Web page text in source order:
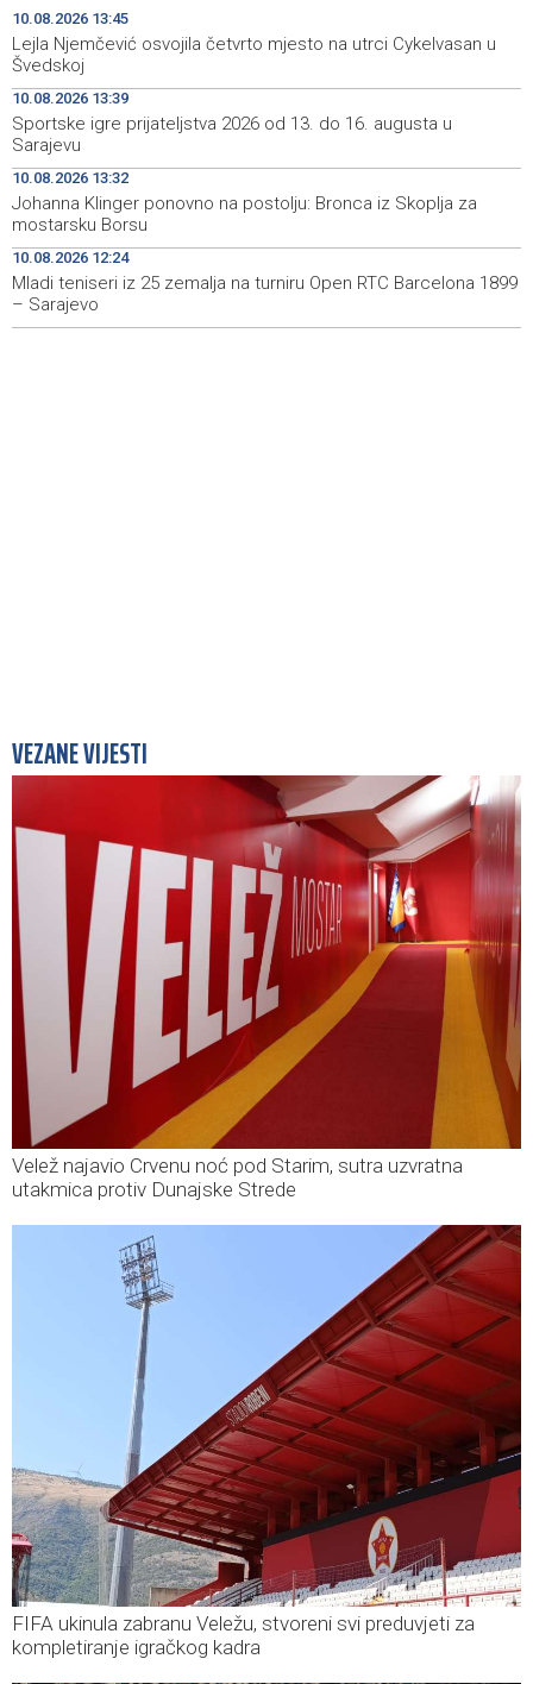
13:49
Nizak vodostaj prijeti da onemogući plovidbu dijelovima
Rajne u Njemačkoj
Muzički performans meksičkog violončeliste Abnera
Jaira Ortiza Garcie u Sarajevu
13:45
Lejla Njemčević osvojila četvrto mjesto na utrci
Cykelvasan u Švedskoj
13:45
Izmjena Odluke o kriterijima za raspored sredstava iz
tekućeg granta 'Međunarodna kulturna suradnja'
13:39
Sportske igre prijateljstva 2026 od 13. do 16. augusta u
Sarajevu
10.08.2026 13:45
Lejla Njemčević osvojila četvrto mjesto na utrci Cykelvasan u
Švedskoj
10.08.2026 13:39
Sportske igre prijateljstva 2026 od 13. do 16. augusta u
Sarajevu
10.08.2026 13:32
Johanna Klinger ponovno na postolju: Bronca iz Skoplja za
mostarsku Borsu
10.08.2026 12:24
Mladi teniseri iz 25 zemalja na turniru Open RTC Barcelona 1899
– Sarajevo
VEZANE VIJESTI
Velež najavio Crvenu noć pod Starim, sutra uzvratna
utakmica protiv Dunajske Strede
FIFA ukinula zabranu Veležu, stvoreni svi preduvjeti za
kompletiranje igračkog kadra